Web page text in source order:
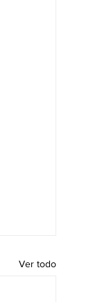
Ver todo